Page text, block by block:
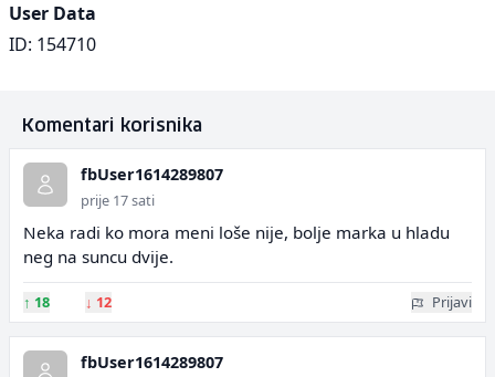
User Data
ID: 154710
Komentari korisnika
fbUser1614289807
prije 17 sati
Neka radi ko mora meni loše nije, bolje marka u hladu
neg na suncu dvije.
↑ 18 ↓ 12 Prijavi
fbUser1614289807